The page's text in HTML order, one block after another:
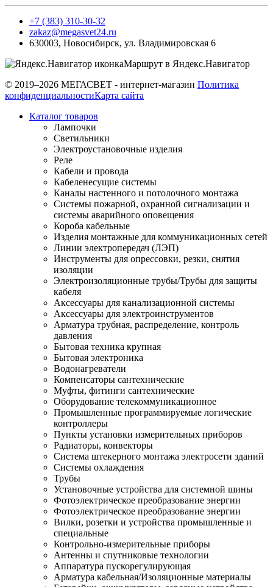
+7 (383) 310-30-32
zakaz@megasvet24.ru
630003, Новосибирск, ул. Владимировская 6
Маршрут в Яндекс.Навигатор
© 2019–2026 МЕГАСВЕТ - интернет-магазин Политика
конфиденциальностиКарта сайта
Каталог товаров
Лампочки
Светильники
Электроустановочные изделия
Реле
Кабели и провода
Кабеленесущие системы
Каналы настенного и потолочного монтажа
Системы пожарной, охранной сигнализации и
системы аварийного оповещения
Короба кабельные
Изделия монтажные для коммуникационных сетей
Линии электропередач (ЛЭП)
Инструменты для опрессовки, резки, снятия
изоляции
Электроизоляционные трубы/Трубы для защиты
кабеля
Аксессуары для канализационной системы
Аксессуары для электроинструментов
Арматура трубная, распределение, контроль
давления
Бытовая техника крупная
Бытовая электроника
Водонагреватели
Компенсаторы сантехнические
Муфты, фитинги сантехнические
Оборудование телекоммуникационное
Промышленные программируемые логические
контроллеры
Пункты установки измерительных приборов
Радиаторы, конвекторы
Система штекерного монтажа электросети зданий
Системы охлаждения
Трубы
Установочные устройства для системной шины
Фотоэлектрическое преобразование энергии
Фотоэлектрическое преобразование энергии
Вилки, розетки и устройства промышленные и
специальные
Контрольно-измерительные приборы
Антенны и спутниковые технологии
Аппаратура пускорегулирующая
Арматура кабельная/Изоляционные материалы